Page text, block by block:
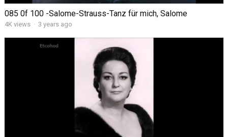
085 0f 100 -Salome-Strauss-Tanz für mich, Salome
4K views · 3 years ago